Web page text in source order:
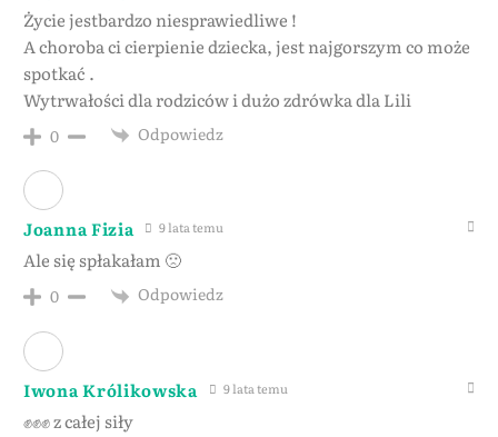
Życie jestbardzo niesprawiedliwe !
A choroba ci cierpienie dziecka, jest najgorszym co może
spotkać .
Wytrwałości dla rodziców i dużo zdrówka dla Lili
0 Odpowiedz
Joanna Fizia 9 lata temu
Ale się spłakałam 🙁
0 Odpowiedz
Iwona Królikowska 9 lata temu
✊✊✊ z całej siły